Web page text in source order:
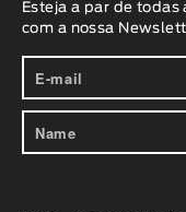
Esteja a par de
com a nossa